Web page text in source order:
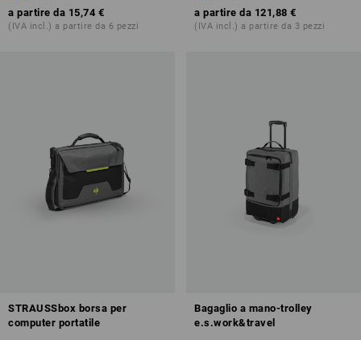
a partire da 15,74 €
(IVA incl.) a partire da 6 pezzi
a partire da 121,88 €
(IVA incl.) a partire da 3 pezzi
STRAUSSbox borsa per
computer portatile
Bagaglio a mano-trolley
e.s.work&travel